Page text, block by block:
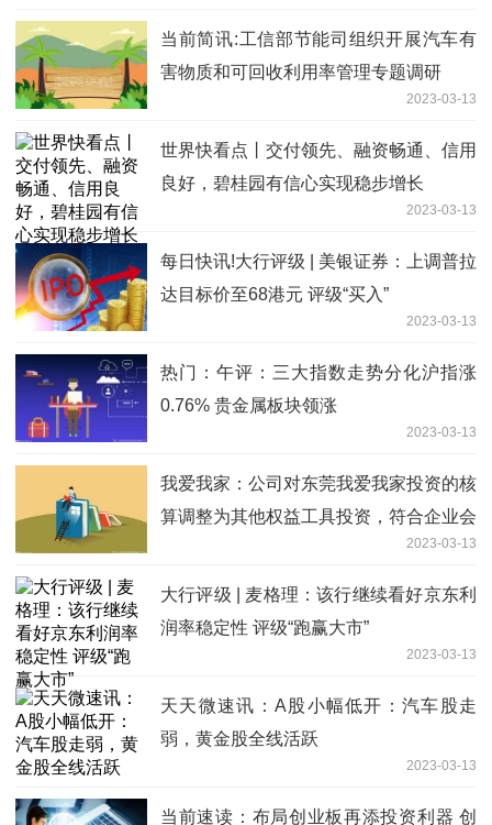
当前简讯:工信部节能司组织开展汽车有
害物质和可回收利用率管理专题调研
2023-03-13
世界快看点丨交付领先、融资畅通、信用
良好，碧桂园有信心实现稳步增长
2023-03-13
每日快讯!大行评级 | 美银证券：上调普拉
达目标价至68港元 评级“买入”
2023-03-13
热门：午评：三大指数走势分化沪指涨
0.76% 贵金属板块领涨
2023-03-13
我爱我家：公司对东莞我爱我家投资的核
算调整为其他权益工具投资，符合企业会
计准则的规定并经会计师事务所审计确
认，且在2021年度已全额计提减值
2023-03-13
大行评级 | 麦格理：该行继续看好京东利
润率稳定性 评级“跑赢大市”
2023-03-13
天天微速讯：A股小幅低开：汽车股走
弱，黄金股全线活跃
2023-03-13
当前速读：布局创业板再添投资利器 创